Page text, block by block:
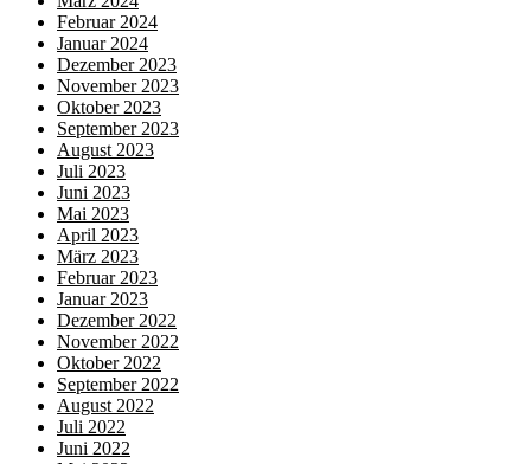
Februar 2024
Januar 2024
Dezember 2023
November 2023
Oktober 2023
September 2023
August 2023
Juli 2023
Juni 2023
Mai 2023
April 2023
März 2023
Februar 2023
Januar 2023
Dezember 2022
November 2022
Oktober 2022
September 2022
August 2022
Juli 2022
Juni 2022